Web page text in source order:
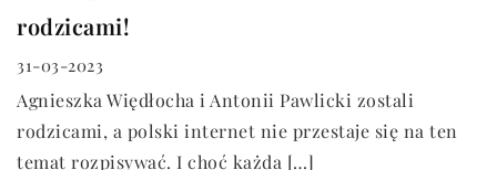
rodzicami!
31-03-2023
Agnieszka Więdłocha i Antonii Pawlicki zostali
rodzicami, a polski internet nie przestaje się na ten
temat rozpisywać. I choć każda […]